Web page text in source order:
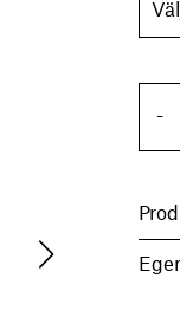
-